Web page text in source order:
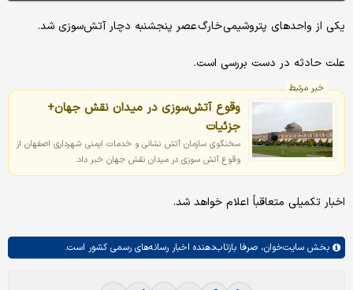
یکی از واحدهای پتروشیمی خارگ عصر پنجشنبه دچار آتش‌سوزی شد.
علت حادثه در دست بررسی است.
خبر مرتبط
وقوع آتش‌سوزی در میدان نقش جهان+
جزئیات
سخنگوی سازمان آتش نشانی و خدمات ایمنی شهرداری اصفهان از
وقوع آتش سوزی در میدان نقش جهان خبر داد.
اخبار تکمیلی متعاقباً اعلام خواهد شد.
بخش سایت‌خوان، صرفا بازتاب‌دهنده اخبار رسانه‌های رسمی کشور است.